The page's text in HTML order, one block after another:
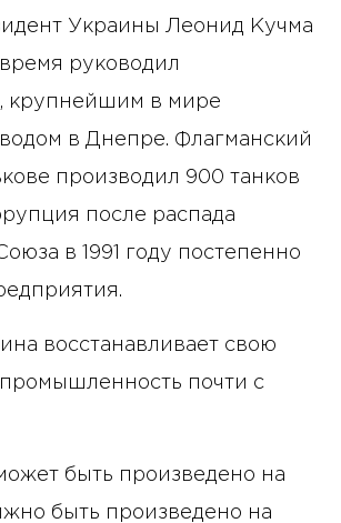
Украины Леонид Кучма
руководил
крупнейшим в мире
в Днепре. Флагманский
производил 900 танков
после распада
в 1991 году постепенно
восстанавливает свою
почти с
быть произведено на
быть произведено на